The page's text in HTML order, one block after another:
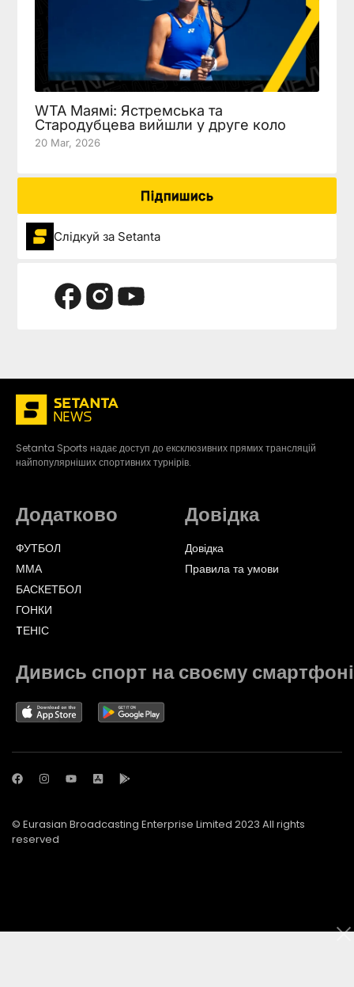
WTA Маямі: Ястремська та
Стародубцева вийшли у друге коло
20 Mar, 2026
Підпишись
Слідкуй за Setanta
Setanta Sports надає доступ до ексклюзивних прямих трансляцій
найпопулярніших спортивних турнірів.
Додатково
ФУТБОЛ
ММА
БАСКЕТБОЛ
ГОНКИ
TЕНІС
Довідка
Довідка
Правила та умови
Дивись спорт на своєму смартфоні
© Eurasian Broadcasting Enterprise Limited 2023 All rights
reserved